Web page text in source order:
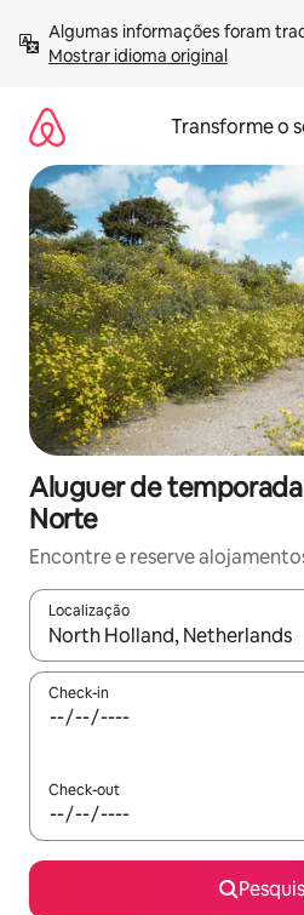
para
Mostrar idioma original
Transforme o
Aluguer de
Norte
Encontre e reserve
Localização
Quando os resultados
Check-in
Check-out